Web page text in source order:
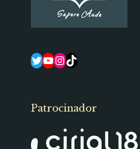
Twitter
YouTube
Instagram
TikTok
Patrocinador